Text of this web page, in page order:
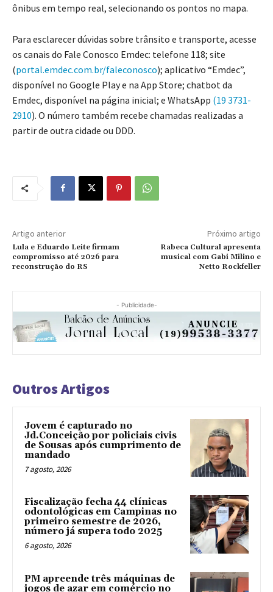
ônibus em tempo real, selecionando os pontos no mapa.
Para esclarecer dúvidas sobre trânsito e transporte, acesse
os canais do Fale Conosco Emdec: telefone 118; site
(portal.emdec.com.br/faleconosco); aplicativo “Emdec”,
disponível no Google Play e na App Store; chatbot da
Emdec, disponível na página inicial; e WhatsApp (19 3731-
2910). O número também recebe chamadas realizadas a
partir de outra cidade ou DDD.
Artigo anterior
Lula e Eduardo Leite firmam
compromisso até 2026 para
reconstrução do RS
Próximo artigo
Rabeca Cultural apresenta
musical com Gabi Milino e
Netto Rockfeller
- Publicidade-
Outros Artigos
Jovem é capturado no
Jd.Conceição por policiais civis
de Sousas após cumprimento de
mandado
7 agosto, 2026
Fiscalização fecha 44 clínicas
odontológicas em Campinas no
primeiro semestre de 2026,
número já supera todo 2025
6 agosto, 2026
PM apreende três máquinas de
jogos de azar em comércio no